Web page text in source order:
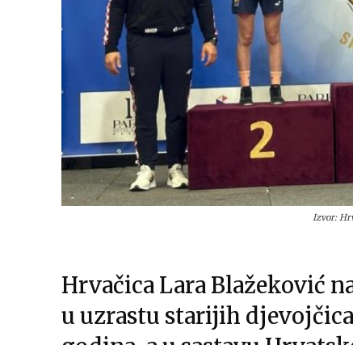
Izvor:
Hrvačica Lara Blažeković
u uzrastu starijih